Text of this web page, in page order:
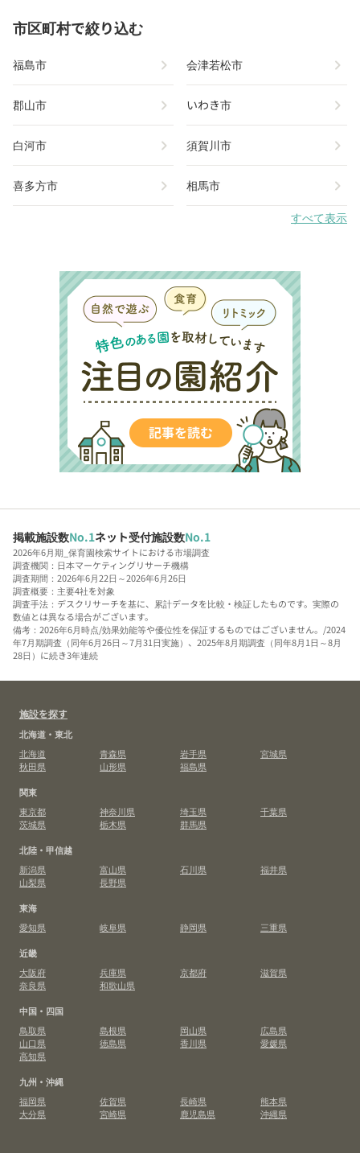
市区町村で絞り込む
福島市 chevron_right 会津若松市 chevron_right
郡山市 chevron_right いわき市 chevron_right
白河市 chevron_right 須賀川市 chevron_right
喜多方市 chevron_right 相馬市 chevron_right
すべて表示
掲載施設数No.1ネット受付施設数No.1
2026年6月期_保育園検索サイトにおける市場調査
調査機関：日本マーケティングリサーチ機構
調査期間：2026年6月22日～2026年6月26日
調査概要：主要4社を対象
調査手法：デスクリサーチを基に、累計データを比較・検証したものです。実際の
数値とは異なる場合がございます。
備考：2026年6月時点/効果効能等や優位性を保証するものではございません。/2024
年7月期調査（同年6月26日～7月31日実施）、2025年8月期調査（同年8月1日～8月
28日）に続き3年連続
施設を探す
北海道・東北
北海道
青森県 岩手県
宮城県
秋田県
山形県
福島県
関東
東京都
神奈川県 埼玉県
千葉県
茨城県
栃木県
群馬県
北陸・甲信越
新潟県
富山県 石川県
福井県
山梨県
長野県
東海
愛知県
岐阜県 静岡県
三重県
近畿
大阪府
兵庫県 京都府
滋賀県
奈良県
和歌山県
中国・四国
鳥取県
島根県 岡山県
広島県
山口県
徳島県 香川県
愛媛県
高知県
九州・沖縄
福岡県
佐賀県 長崎県
熊本県
大分県
宮崎県 鹿児島県 沖縄県